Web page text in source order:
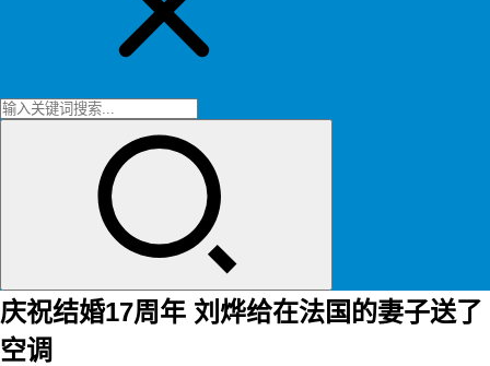
庆祝结婚17周年 刘烨给在法国的妻子送了
空调